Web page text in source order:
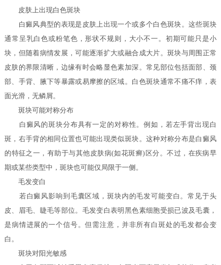
皮肤上出现白色斑块
白癜风典型的表现是皮肤上出现一个或多个白色斑块。这些斑块
通常呈乳白色或粉笔色，形状不规则，大小不一。初期可能只是小
块，但随着病情发展，可能逐渐扩大或融合成大片。斑块与周围正常
皮肤的界限清晰，边缘有时会略显色素加深。常见部位包括面部、颈
部、手背、腋下等暴露或易摩擦的区域。白色斑块通常不痛不痒，表
面光滑，无鳞屑。
斑块可能对称分布
白癜风的斑块分布具有一定的对称性。例如，若左手背出现白
斑，右手背的相同位置也可能出现类似斑块。这种对称分布是白癜风
的特征之一，有助于与其他皮肤病(如花斑癣)区分。不过，在疾病早
期或某些类型中，斑块也可能仅局限于一侧。
毛发变白
若白癜风影响到毛囊区域，斑块内的毛发可能变白。常见于头
皮、眉毛、睫毛等部位。毛发变白表明黑色素细胞受损已波及毛囊，
是病情进展的一个信号。但需注意，并非所有白斑处的毛发都会变
白。
斑块对阳光敏感